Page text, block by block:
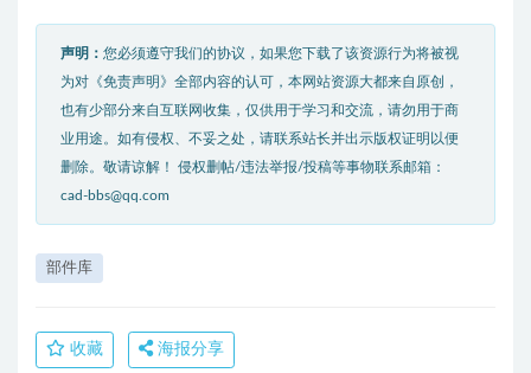
声明： 您必须遵守我们的协议，如果您下载了该资源行为将被视
为对《免责声明》全部内容的认可，本网站资源大都来自原创，
也有少部分来自互联网收集，仅供用于学习和交流，请勿用于商
业用途。如有侵权、不妥之处，请联系站长并出示版权证明以便
删除。敬请谅解！ 侵权删帖/违法举报/投稿等事物联系邮箱：
cad-bbs@qq.com
部件库
收藏 海报分享